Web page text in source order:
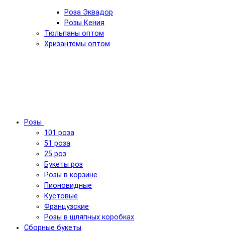
Роза Эквадор
Розы Кения
Тюльпаны оптом
Хризантемы оптом
Розы
101 роза
51 роза
25 роз
Букеты роз
Розы в корзине
Пионовидные
Кустовые
Французские
Розы в шляпных коробках
Сборные букеты